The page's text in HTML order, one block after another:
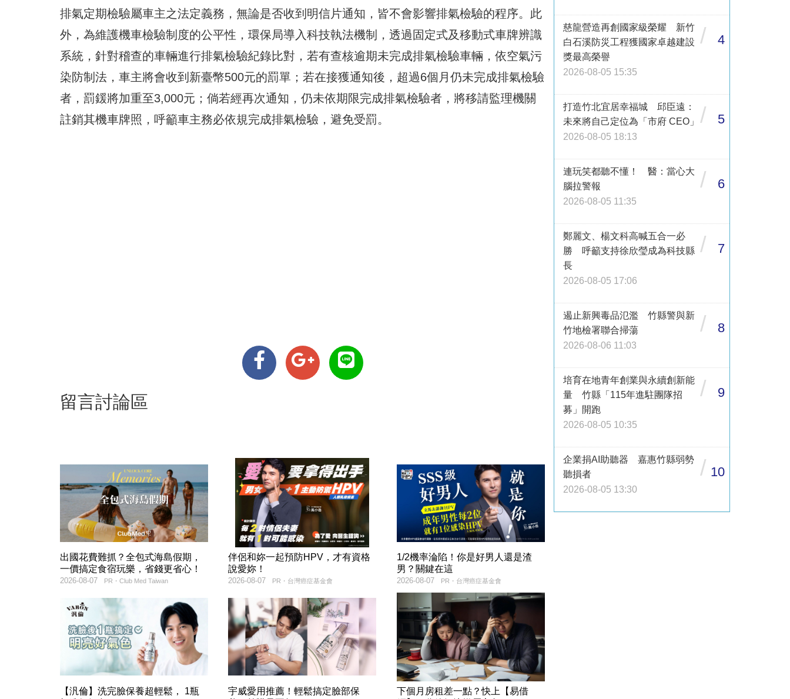
排氣定期檢驗屬車主之法定義務，無論是否收到明信片通知，皆不會影響排氣檢驗的程序。此
外，為維護機車檢驗制度的公平性，環保局導入科技執法機制，透過固定式及移動式車牌辨識
系統，針對稽查的車輛進行排氣檢驗紀錄比對，若有查核逾期未完成排氣檢驗車輛，依空氣污
染防制法，車主將會收到新臺幣500元的罰單；若在接獲通知後，超過6個月仍未完成排氣檢驗
者，罰鍰將加重至3,000元；倘若經再次通知，仍未依期限完成排氣檢驗者，將移請監理機關
註銷其機車牌照，呼籲車主務必依規完成排氣檢驗，避免受罰。
留言討論區
出國花費難抓？全包式海島假期，
一價搞定食宿玩樂，省錢更省心！
PR・Club Med Taiwan
2026-08-07
伴侶和妳一起預防HPV，才有資格
說愛妳！
PR・台灣癌症基金會
2026-08-07
1/2機率淪陷！你是好男人還是渣
男？關鍵在這
PR・台灣癌症基金會
2026-08-07
【汎倫】洗完臉保養超輕鬆， 1瓶
宇威愛用推薦！輕鬆搞定臉部保
下個月房租差一點？快上【易借
慈龍營造再創國家級榮耀 新竹
白石溪防災工程獲國家卓越建設
獎最高榮譽
2026-08-05 15:35
/ 4
打造竹北宜居幸福城 邱臣遠：
未來將自己定位為「市府 CEO」
2026-08-05 18:13
/ 5
連玩笑都聽不懂！ 醫：當心大
腦拉警報
2026-08-05 11:35
/ 6
鄭麗文、楊文科高喊五合一必
勝 呼籲支持徐欣瑩成為科技縣
長
2026-08-05 17:06
/ 7
遏止新興毒品氾濫 竹縣警與新
竹地檢署聯合掃蕩
2026-08-06 11:03
/ 8
培育在地青年創業與永續創新能
量 竹縣「115年進駐團隊招
募」開跑
2026-08-05 10:35
/ 9
企業捐AI助聽器 嘉惠竹縣弱勢
聽損者
2026-08-05 13:30
/ 10